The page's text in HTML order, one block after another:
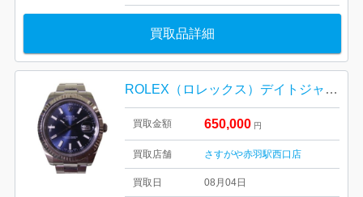
買取品詳細
ROLEX（ロレックス）デイトジャストⅡ 116334 ネイビー文字盤
買取金額 650,000 円
買取店舗 さすがや赤羽駅西口店
買取日 08月04日